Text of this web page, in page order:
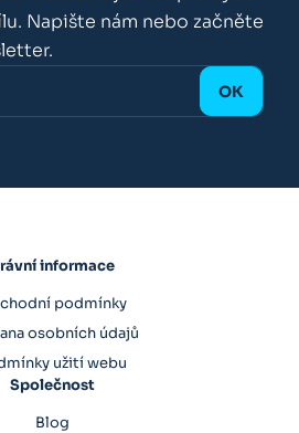
Napište nám nebo začněte
informace
podmínky
osobních údajů
užití webu
Společnost
Blog